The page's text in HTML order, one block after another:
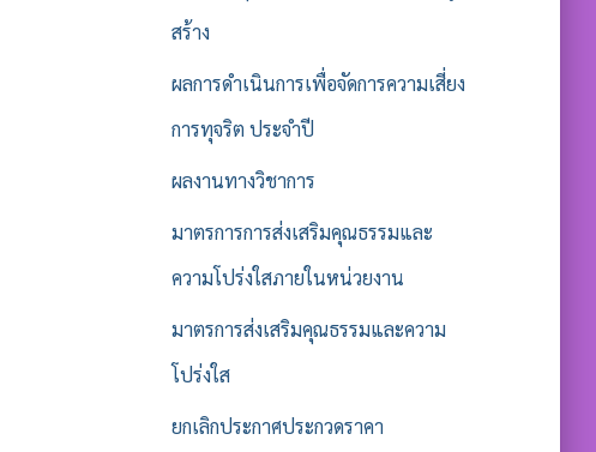
สร้าง
ผลการดำเนินการเพื่อจัดการความเสี่ยง
การทุจริต ประจำปี
ผลงานทางวิชาการ
มาตรการการส่งเสริมคุณธรรมและ
ความโปร่งใสภายในหน่วยงาน
มาตรการส่งเสริมคุณธรรมและความ
โปร่งใส
ยกเลิกประกาศประกวดราคา